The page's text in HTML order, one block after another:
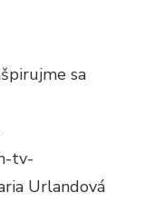
sa
tv-
Urlandová